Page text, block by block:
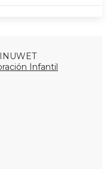
Infantil